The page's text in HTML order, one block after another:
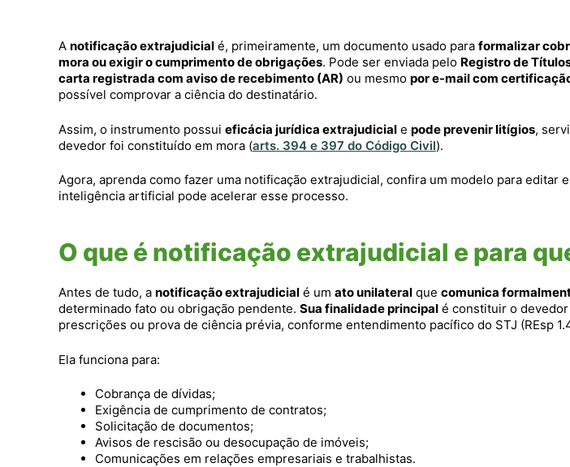
A notificação extrajudicial é, primeiramente, um documento usado para formalizar
mora ou exigir o cumprimento de obrigações. Pode ser enviada pelo Registro de
carta registrada com aviso de recebimento (AR) ou mesmo por e-mail com
possível comprovar a ciência do destinatário.
Assim, o instrumento possui eficácia jurídica extrajudicial e pode prevenir litígios,
devedor foi constituído em mora (arts. 394 e 397 do Código Civil).
Agora, aprenda como fazer uma notificação extrajudicial, confira um modelo para editar
inteligência artificial pode acelerar esse processo.
O que é notificação extrajudicial e para
Antes de tudo, a notificação extrajudicial é um ato unilateral que comunica
determinado fato ou obrigação pendente. Sua finalidade principal é constituir o
prescrições ou prova de ciência prévia, conforme entendimento pacífico do STJ (REsp
Ela funciona para:
Cobrança de dívidas;
Exigência de cumprimento de contratos;
Solicitação de documentos;
Avisos de rescisão ou desocupação de imóveis;
Comunicações em relações empresariais e trabalhistas.